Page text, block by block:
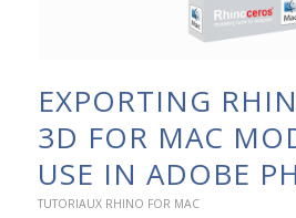
EXPORTING
3D FOR MAC
USE IN ADOBE
TUTORIAUX RHINO FOR MAC